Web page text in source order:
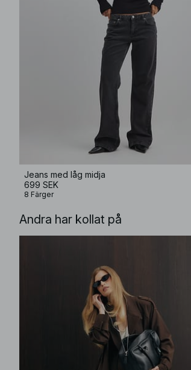
Jeans med låg midja
699 SEK
8 Färger
Andra har kollat på